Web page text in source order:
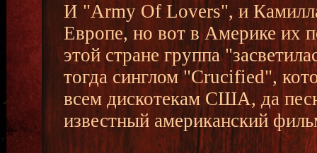
И "Army Of Lovers", и
Европе, но вот в Америке их
этой стране группа
тогда синглом "Crucified",
всем дискотекам США, да
известный американский